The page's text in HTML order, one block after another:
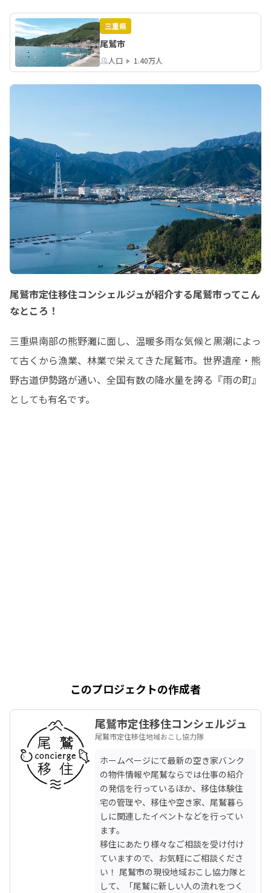
三重県
尾鷲市
人口 1.40万人
尾鷲市定住移住コンシェルジュが紹介する尾鷲市ってこん
なところ！
三重県南部の熊野灘に面し、温暖多雨な気候と黒潮によっ
て古くから漁業、林業で栄えてきた尾鷲市。世界遺産・熊
野古道伊勢路が通い、全国有数の降水量を誇る『雨の町』
としても有名です。
このプロジェクトの作成者
尾鷲市定住移住コンシェルジュ
尾鷲市定住移住地域おこし協力隊
ホームページにて最新の空き家バンク
の物件情報や尾鷲ならでは仕事の紹介
の発信を行っているほか、移住体験住
宅の管理や、移住や空き家、尾鷲暮ら
しに関連したイベントなどを行ってい
ます。
移住にあたり様々なご相談を受け付け
ていますので、お気軽にご相談くださ
い！ 尾鷲市の現役地域おこし協力隊と
して、「尾鷲に新しい人の流れをつく